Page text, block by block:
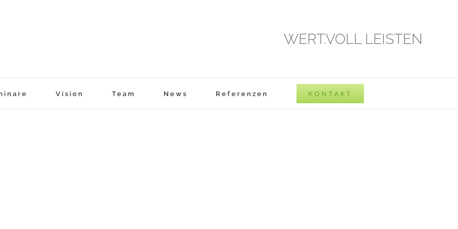
WERT.VOLL LEISTEN
Vision Team News Referenzen KONTAKT